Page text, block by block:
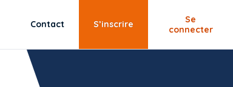
Contact S’inscrire
Se
connecter